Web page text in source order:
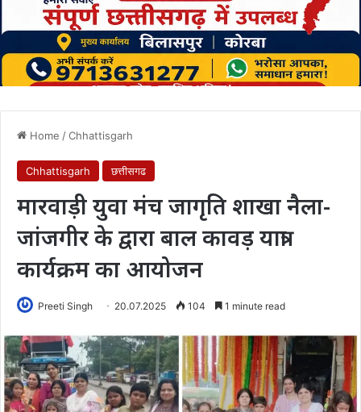
Home /Chhattisgarh
Chhattisgarh छत्तीसगढ
मारवाड़ी युवा मंच जागृति शाखा नैला-
जांजगीर के द्वारा बाल कावड़ यात्रा
कार्यक्रम का आयोजन
Preeti Singh 20.07.2025 104 1 minute read